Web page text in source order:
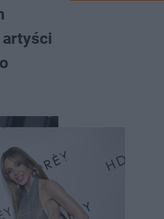
artyści